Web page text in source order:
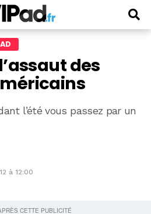
des
l’été vous passez par un
à 12:00